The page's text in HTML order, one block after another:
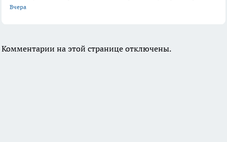
Вчера
Комментарии на этой странице отключены.